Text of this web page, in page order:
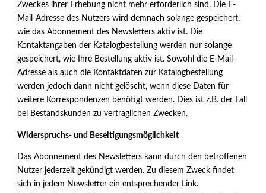
Zweckes ihrer Erhebung nicht mehr erforderlich sind. Die E-
Mail-Adresse des Nutzers wird demnach solange gespeichert,
wie das Abonnement des Newsletters aktiv ist. Die
Kontaktangaben der Katalogbestellung werden nur solange
gespeichert, wie Ihre Bestellung aktiv ist. Sowohl die E-Mail-
Adresse als auch die Kontaktdaten zur Katalogbestellung
werden jedoch dann nicht gelöscht, wenn diese Daten für
weitere Korrespondenzen benötigt werden. Dies ist z.B. der Fall
bei Bestandskunden zu vertraglichen Zwecken.
Widerspruchs- und Beseitigungsmöglichkeit
Das Abonnement des Newsletters kann durch den betroffenen
Nutzer jederzeit gekündigt werden. Zu diesem Zweck findet
sich in jedem Newsletter ein entsprechender Link.